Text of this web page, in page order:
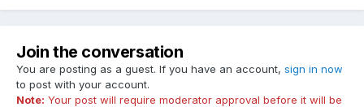
Join the conversation
You are posting as a guest. If you have an account, sign in now
to post with your account.
Note: Your post will require moderator approval before it will be